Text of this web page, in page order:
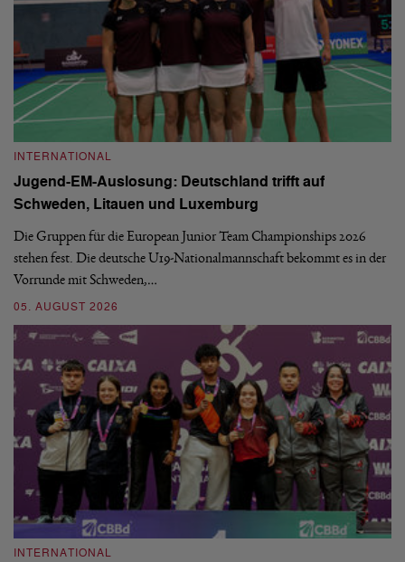
INTERNATIONAL
Jugend-EM-Auslosung: Deutschland trifft auf
Schweden, Litauen und Luxemburg
Die Gruppen für die European Junior Team Championships 2026
stehen fest. Die deutsche U19-Nationalmannschaft bekommt es in der
Vorrunde mit Schweden,…
05. AUGUST 2026
INTERNATIONAL